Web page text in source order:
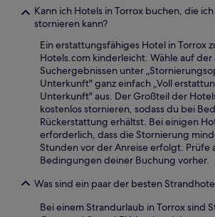
Kann ich Hotels in Torrox buchen, die
stornieren kann?
Ein erstattungsfähiges Hotel in Torrox
Hotels.com kinderleicht. Wähle auf
Suchergebnissen unter
Unterkunft" ganz einfach „Voll
Unterkunft" aus. Der Großteil der
kostenlos stornieren, sodass du bei
Rückerstattung erhältst. Bei einigen
erforderlich, dass die Stornierung
Stunden vor der Anreise erfolgt. Prüfe
Bedingungen deiner Buchung vorher.
Was sind ein paar der besten
Bei einem Strandurlaub in Torrox sind